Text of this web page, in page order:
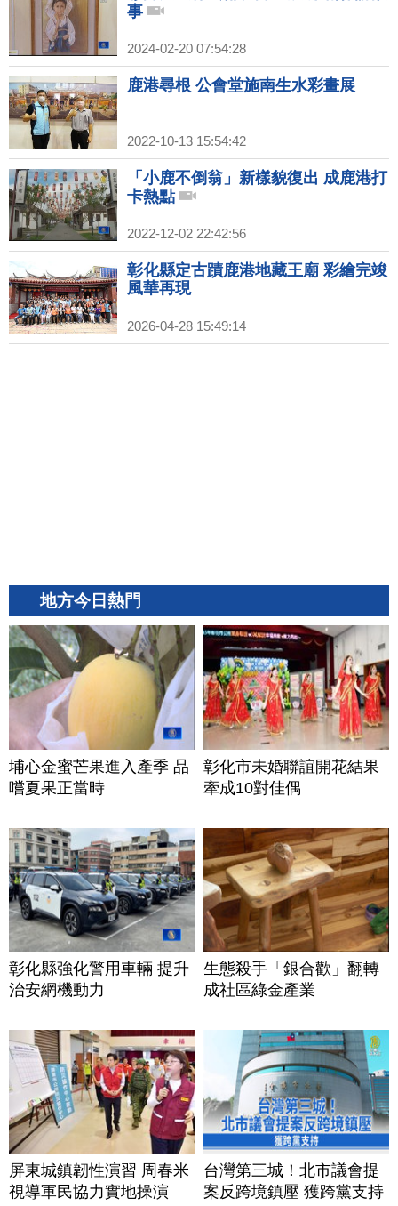
事
2024-02-20 07:54:28
鹿港尋根 公會堂施南生水彩畫展
2022-10-13 15:54:42
「小鹿不倒翁」新樣貌復出 成鹿港打
卡熱點
2022-12-02 22:42:56
彰化縣定古蹟鹿港地藏王廟 彩繪完竣
風華再現
2026-04-28 15:49:14
地方今日熱門
埔心金蜜芒果進入產季 品
嚐夏果正當時
彰化市未婚聯誼開花結果
牽成10對佳偶
彰化縣強化警用車輛 提升
治安網機動力
生態殺手「銀合歡」翻轉
成社區綠金產業
屏東城鎮韌性演習 周春米
視導軍民協力實地操演
台灣第三城！北市議會提
案反跨境鎮壓 獲跨黨支持